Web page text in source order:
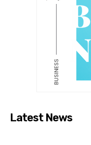
Latest News